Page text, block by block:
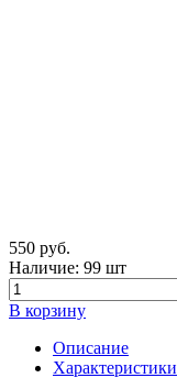
550 руб.
Наличие: 99 шт
В корзину
Описание
Характеристики